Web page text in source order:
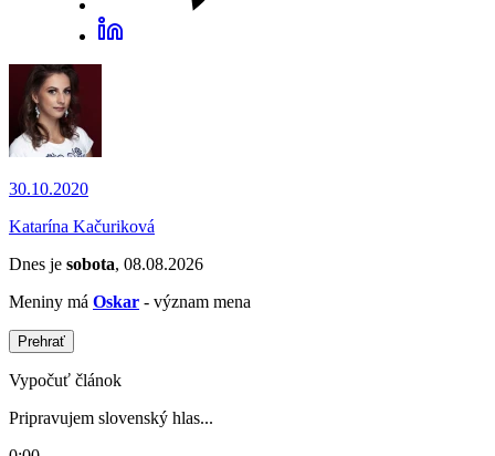
30.10.2020
Katarína Kačuriková
Dnes je sobota, 08.08.2026
Meniny má Oskar - význam mena
Prehrať
Vypočuť článok
Pripravujem slovenský hlas...